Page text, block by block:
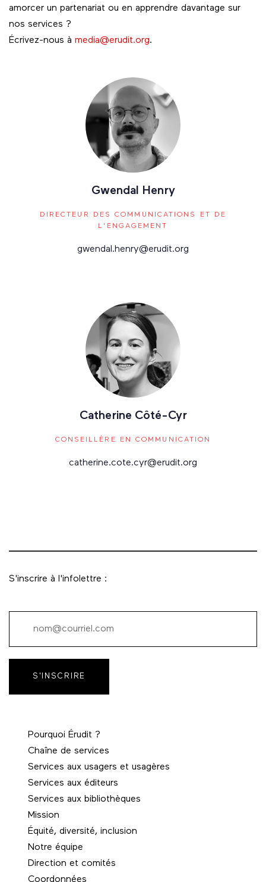
amorcer un partenariat ou en apprendre davantage sur
nos services ?
Écrivez-nous à media@erudit.org.
Gwendal Henry
DIRECTEUR DES COMMUNICATIONS ET DE
L'ENGAGEMENT
gwendal.henry@erudit.org
Catherine Côté-Cyr
CONSEILLÈRE EN COMMUNICATION
catherine.cote.cyr@erudit.org
S'inscrire à l'infolettre :
S'INSCRIRE
Pourquoi Érudit ?
Chaîne de services
Services aux usagers et usagères
Services aux éditeurs
Services aux bibliothèques
Mission
Équité, diversité, inclusion
Notre équipe
Direction et comités
Coordonnées